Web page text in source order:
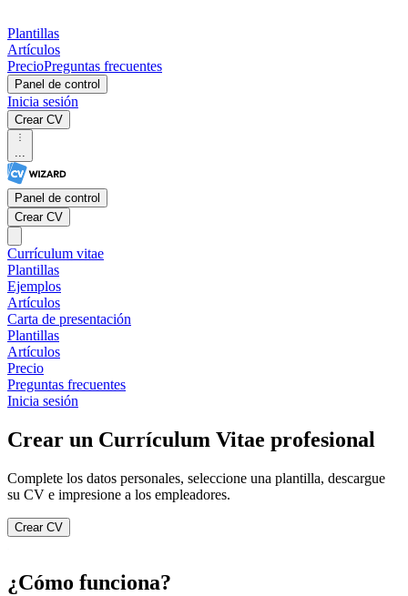
Plantillas
Artículos
PrecioPreguntas frecuentes
Panel de control
Inicia sesión
Crear CV
...
Panel de control
Crear CV
Currículum vitae
Plantillas
Ejemplos
Artículos
Carta de presentación
Plantillas
Artículos
Precio
Preguntas frecuentes
Inicia sesión
Crear un Currículum Vitae profesional
Complete los datos personales, seleccione una plantilla, descargue
su CV e impresione a los empleadores.
Crear CV
¿Cómo funciona?